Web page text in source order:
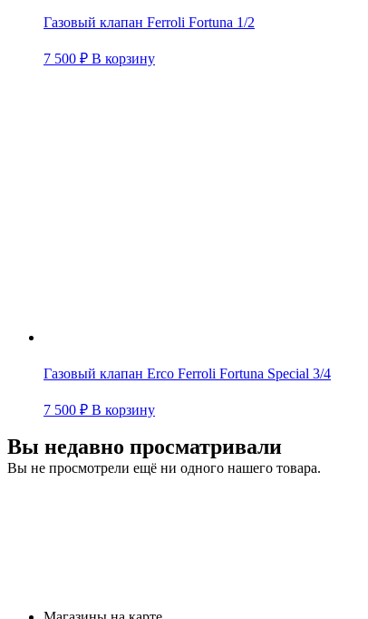
Газовый клапан Ferroli Fortuna 1/2
7 500 ₽ В корзину
Газовый клапан Erco Ferroli Fortuna Special 3/4
7 500 ₽ В корзину
Вы недавно просматривали
Вы не просмотрели ещё ни одного нашего товара.